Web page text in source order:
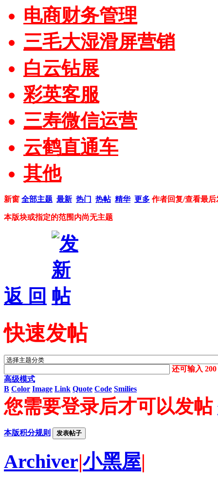
电商财务管理
三毛大湿滑屏营销
白云钻展
彩英客服
三寿微信运营
云鹤直通车
其他
新窗 全部主题 最新 热门 热帖 精华 更多 作者回复/查看最后
本版块或指定的范围内尚无主题
返 回
快速发帖
还可输入200
高级模式
B Color Image Link Quote Code Smilies
您需要登录后才可以发帖
本版积分规则 发表帖子
Archiver|小黑屋|